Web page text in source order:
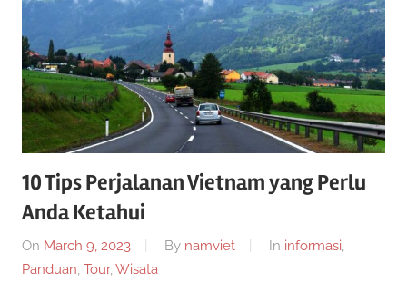
a
r
S
i
t
u
e
n
s
l
o
o
n
10 Tips Perjalanan Vietnam yang Perlu
Anda Ketahui
On March 9, 2023 By namviet In informasi,
Panduan, Tour, Wisata